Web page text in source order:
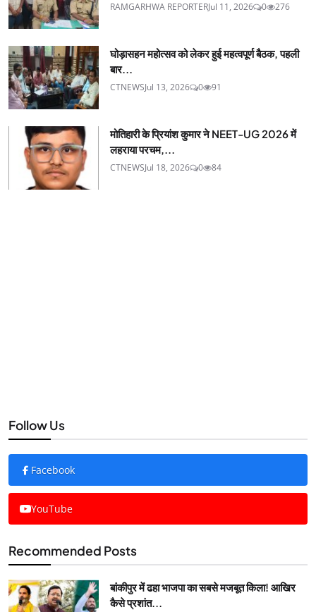
RAMGARHWA REPORTERJul 11, 2026 0 276
घोड़ासहन महोत्सव को लेकर हुई महत्वपूर्ण बैठक, पहली
बार...
CTNEWSJul 13, 2026 0 91
मोतिहारी के प्रियांश कुमार ने NEET-UG 2026 में
लहराया परचम,...
CTNEWSJul 18, 2026 0 84
Follow Us
Facebook
YouTube
Recommended Posts
बांकीपुर में ढहा भाजपा का सबसे मजबूत किला! आखिर
कैसे प्रशांत...